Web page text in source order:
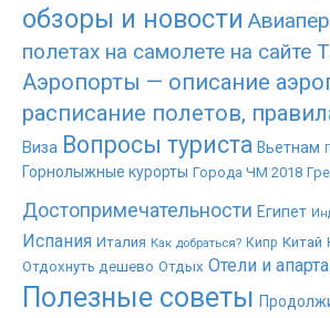
обзоры и новости
полетах на самолете на
Аэропорты — описание
расписание полетов,
Виза Вопросы туриста Вьетнам
Горнолыжные курорты Города ЧМ 2018
Достопримечательности Египет
Испания Италия Как добраться? Кипр Китай
Отдохнуть дешево Отдых Отели и
Полезные советы